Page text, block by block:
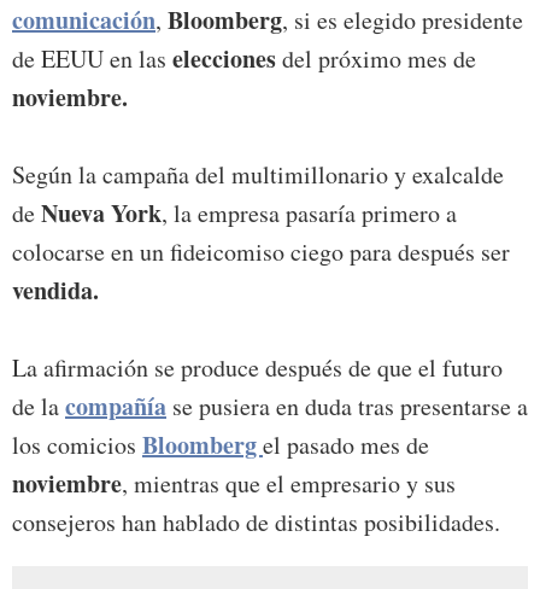
comunicación, Bloomberg, si es elegido presidente
de EEUU en las eleccionesdel próximo mes de
noviembre.
Según la campaña del multimillonario y exalcalde
deNueva York, la empresa pasaría primero a
colocarse en un fideicomiso ciego para después ser
vendida.
La afirmación se produce después de que el futuro
de lacompañía se pusiera en duda tras presentarse a
los comicios Bloombergel pasado mes de
noviembre, mientras que el empresario y sus
consejeros han hablado de distintas posibilidades.